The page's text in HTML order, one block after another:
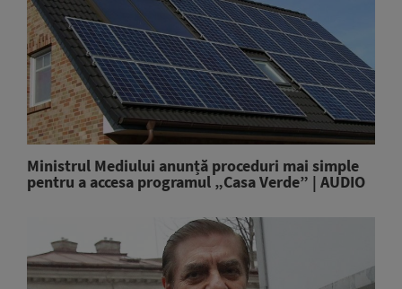
Ministrul Mediului anunță proceduri mai simple
pentru a accesa programul „Casa Verde” | AUDIO